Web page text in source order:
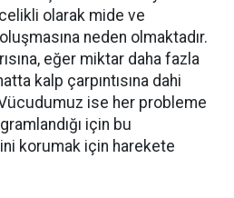
olarak mide ve
neden olmaktadır.
eğer miktar daha fazla
kalp çarpıntısına dahi
ise her probleme
için bu
korumak için harekete